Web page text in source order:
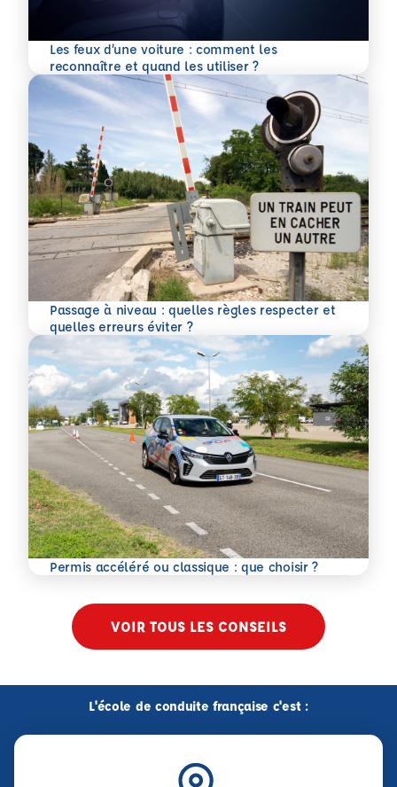
Les feux d’une voiture : comment les
reconnaître et quand les utiliser ?
En savoir plus
Passage à niveau : quelles règles respecter et
quelles erreurs éviter ?
En savoir plus
Permis accéléré ou classique : que choisir ?
En savoir plus
VOIR TOUS LES CONSEILS
L'école de conduite française c'est :